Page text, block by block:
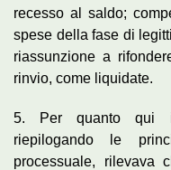
recesso al saldo;
spese della fase di
riassunzione a
rinvio, come liquidate.
5. Per quanto qui
riepilogando le
processuale, rilevava